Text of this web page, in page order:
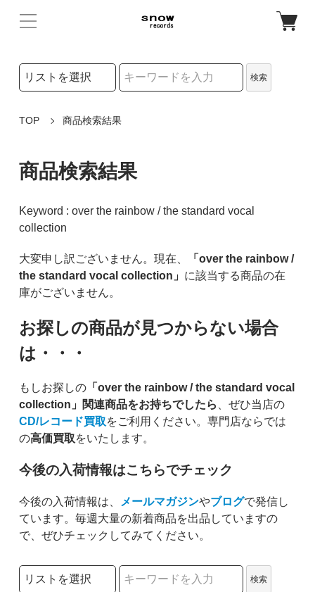
検索リストの選択
検索
TOP 商品検索結果
商品検索結果
Keyword : over the rainbow / the standard vocal
collection
大変申し訳ございません。現在、
「over the rainbow /
the standard vocal collection」 に該当する商品の在
庫がございません。
お探しの商品が見つからない場合
は・・・
もしお探しの「over the rainbow / the standard vocal
collection」関連商品をお持ちでしたら 、ぜひ当店の
CD/レコード買取をご利用ください。専門店ならでは
の高価買取をいたします。
今後の入荷情報はこちらでチェック
今後の入荷情報は、 メールマガジンやブログで発信し
ています。毎週大量の新着商品を出品していますの
で、ぜひチェックしてみてください。
検索リストの選択
検索